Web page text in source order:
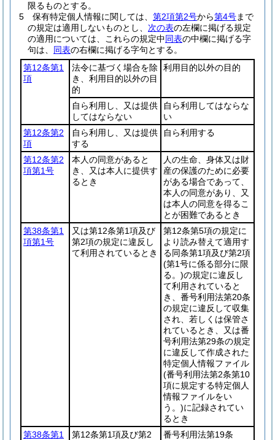
限るものとする。
5
保有特定個人情報に関しては、 第2項第2号から第4号まで
の規定は適用しないものとし、 次の表の左欄に掲げる規定
の適用については、これらの規定中同表の中欄に掲げる字
句は、 同表の右欄に掲げる字句とする。
第12条第1
項
法令に基づく場合を除
き、利用目的以外の目
的
利用目的以外の目的
自ら利用し、又は提供
してはならない
自ら利用してはならな
い
第12条第2
項
自ら利用し、又は提供
する
自ら利用する
第12条第2
項第1号
本人の同意があると
き、又は本人に提供す
るとき
人の生命、身体又は財
産の保護のために必要
がある場合であって、
本人の同意があり、又
は本人の同意を得るこ
とが困難であるとき
第38条第1
項第1号
又は第12条第1項及び
第2項の規定に違反し
て利用されているとき
第12条第5項の規定に
より読み替えて適用す
る同条第1項及び第2項
(第1号に係る部分に限
る。)の規定に違反し
て利用されていると
き、番号利用法第20条
の規定に違反して収集
され、若しくは保管さ
れているとき、又は番
号利用法第29条の規定
に違反して作成された
特定個人情報ファイル
(番号利用法第2条第10
項に規定する特定個人
情報ファイルをい
う。)に記録されてい
るとき
第38条第1
第12条第1項及び第2
番号利用法第19条